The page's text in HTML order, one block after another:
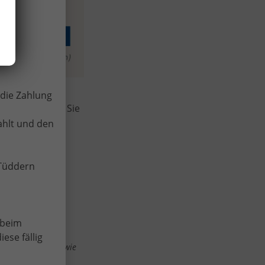
und lassen Sie
KIA Sportage sowie
Zahlung
und den
fällig